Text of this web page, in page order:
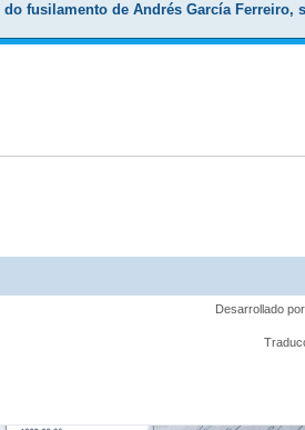
fusilamento de Andrés García Ferreiro,
Desarrollado por